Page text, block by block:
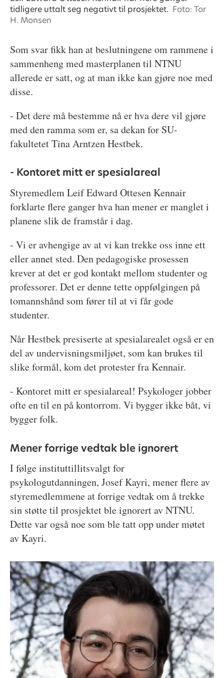
tidligere uttalt seg negativt til prosjektet. Foto: Tor
H. Monsen
Som svar fikk han at beslutningene om rammene i
sammenheng med masterplanen til NTNU
allerede er satt, og at man ikke kan gjøre noe med
disse.
- Det dere må bestemme nå er hva dere vil gjøre
med den ramma som er, sa dekan for SU-
fakultetet Tina Arntzen Hestbek.
- Kontoret mitt er spesialareal
Styremedlem Leif Edward Ottesen Kennair
forklarte flere ganger hva han mener er manglet i
planene slik de framstår i dag.
- Vi er avhengige av at vi kan trekke oss inne ett
eller annet sted. Den pedagogiske prosessen
krever at det er god kontakt mellom studenter og
professorer. Det er denne tette oppfølgingen på
tomannshånd som fører til at vi får gode
studenter.
Når Hestbek presiserte at spesialarealet også er en
del av undervisningsmiljøet, som kan brukes til
slike formål, kom det protester fra Kennair.
- Kontoret mitt er spesialareal! Psykologer jobber
ofte en til en på kontorrom. Vi bygger ikke båt, vi
bygger folk.
Mener forrige vedtak ble ignorert
I følge instituttillitsvalgt for
psykologutdanningen, Josef Kayri, mener flere av
styremedlemmene at forrige vedtak om å trekke
sin støtte til prosjektet ble ignorert av NTNU.
Dette var også noe som ble tatt opp under møtet
av Kayri.